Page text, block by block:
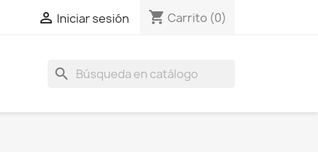
 Iniciar sesión shopping_cart Carrito (0)
search